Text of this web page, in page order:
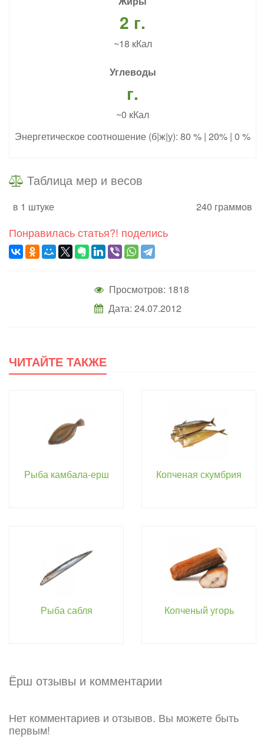
2 г.
~18 кКал
Углеводы
г.
~0 кКал
Энергетическое соотношение (б|ж|у): 80 % | 20% | 0 %
Таблица мер и весов
в 1 штуке 240 граммов
Понравилась статья?! поделись
Просмотров: 1818
Дата: 24.07.2012
ЧИТАЙТЕ ТАКЖЕ
Рыба камбала-ерш Копченая скумбрия
Рыба сабля Копченый угорь
Ёрш отзывы и комментарии
Нет комментариев и отзывов. Вы можете быть
первым!